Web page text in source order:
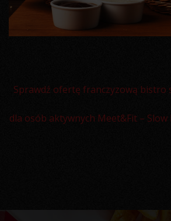
Sprawdź ofertę franczyzową bistro
dla osób aktywnych Meet&Fit – Slow